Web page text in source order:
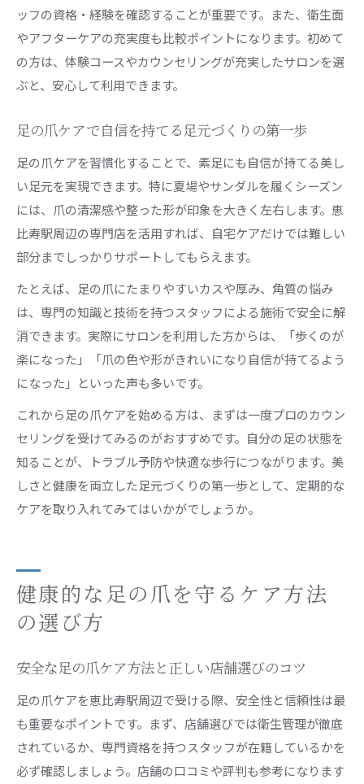
ッフの資格・経験を確認することが重要です。また、衛生面
やアフターケアの充実度も比較ポイントになります。初めて
の方は、体験コースやカウンセリングが充実したサロンを選
ぶと、安心して利用できます。
足の爪ケアで自信を持てる足元づくりの第一歩
足の爪ケアを習慣化することで、素足にも自信が持てる美し
い足元を実現できます。特に夏場やサンダルを履くシーズン
には、爪の清潔感や整った形が印象を大きく左右します。恵
比寿駅周辺の専門店を活用すれば、自宅ケアだけでは難しい
部分までしっかりサポートしてもらえます。
たとえば、足の爪にたまりやすいカスや厚み、角質の悩み
は、専門の知識と技術を持つスタッフによる施術で安全に解
消できます。実際にサロンを利用した方からは、「歩くのが
楽になった」「爪の色や形がきれいになり自信が持てるよう
になった」といった声も多いです。
これから足の爪ケアを始める方は、まずは一度プロのカウン
セリングを受けてみるのがおすすめです。自分の足の状態を
知ることが、トラブル予防や快適な歩行につながります。美
しさと健康を両立した足元づくりの第一歩として、定期的な
ケアを取り入れてみてはいかがでしょうか。
健康的な足の爪を守るケア方法
の選び方
安全な足の爪ケア方法と正しい店舗選びのコツ
足の爪ケアを恵比寿駅周辺で受ける際、安全性と信頼性は最
も重要なポイントです。まず、店舗選びでは衛生管理が徹底
されているか、専門資格を持つスタッフが在籍しているかを
必ず確認しましょう。店舗の口コミや評判も参考になります